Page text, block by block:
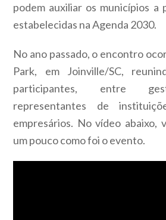
podem auxiliar os municípios a
estabelecidas na Agenda 2030.
No ano passado, o encontro
Park, em Joinville/SC,
participantes, entre
representantes de
empresários. No vídeo abaixo,
um pouco como foi o evento.